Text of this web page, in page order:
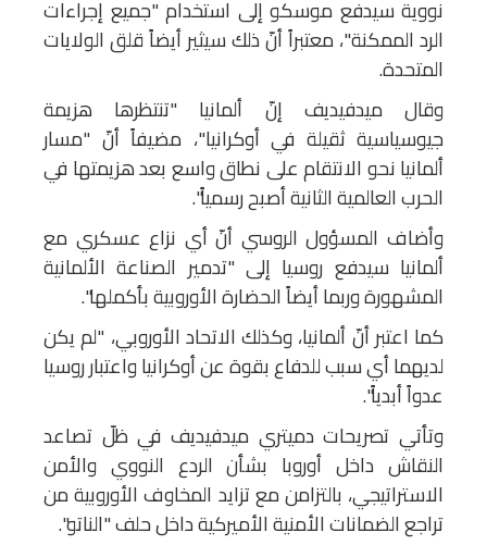
نووية سيدفع موسكو إلى استخدام "جميع إجراءات
الرد الممكنة"، معتبراً أنّ ذلك سيثير أيضاً قلق الولايات
المتحدة.
وقال ميدفيديف إنّ ألمانيا "تنتظرها هزيمة
جيوسياسية ثقيلة في أوكرانيا"، مضيفاً أنّ "مسار
ألمانيا نحو الانتقام على نطاق واسع بعد هزيمتها في
الحرب العالمية الثانية أصبح رسمياً".
وأضاف المسؤول الروسي أنّ أي نزاع عسكري مع
ألمانيا سيدفع روسيا إلى "تدمير الصناعة الألمانية
المشهورة وربما أيضاً الحضارة الأوروبية بأكملها".
كما اعتبر أنّ ألمانيا، وكذلك الاتحاد الأوروبي، "لم يكن
لديهما أي سبب للدفاع بقوة عن أوكرانيا واعتبار روسيا
عدواً أبدياً".
وتأتي تصريحات دميتري ميدفيديف في ظلّ تصاعد
النقاش داخل أوروبا بشأن الردع النووي والأمن
الاستراتيجي، بالتزامن مع تزايد المخاوف الأوروبية من
تراجع الضمانات الأمنية الأميركية داخل حلف "الناتو".